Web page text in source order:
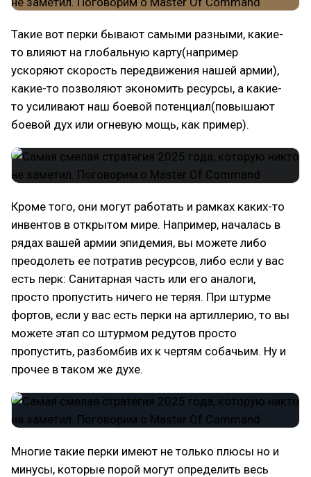
Такие вот перки бывают самыми разными, какие-
то влияют на глобальную карту(например
ускоряют скорость передвижения нашей армии),
какие-то позволяют экономить ресурсы, а какие-
то усиливают наш боевой потенциал(повышают
боевой дух или огневую мощь, как пример).
Кроме того, они могут работать и рамках каких-то
инвентов в открытом мире. Например, началась в
рядах вашей армии эпидемия, вы можете либо
преодолеть ее потратив ресурсов, либо если у вас
есть перк: Санитарная часть или его аналоги,
просто пропустить ничего не теряя. При штурме
фортов, если у вас есть перки на артиллерию, то вы
можете этап со штурмом редутов просто
пропустить, разбомбив их к чертям собачьим. Ну и
прочее в таком же духе.
Многие такие перки имеют не только плюсы но и
минусы, которые порой могут определить весь